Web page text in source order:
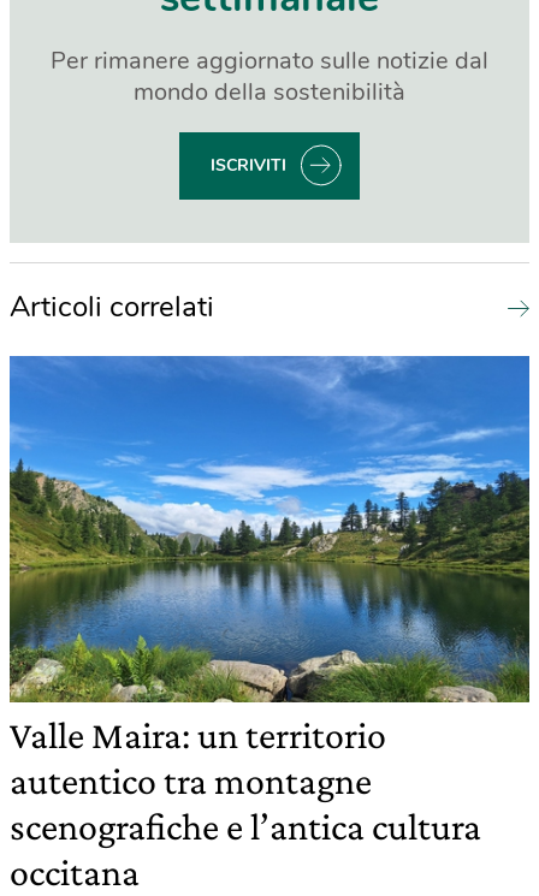
Per rimanere aggiornato sulle notizie dal
mondo della sostenibilità
ISCRIVITI
Articoli correlati
Valle Maira: un territorio
autentico tra montagne
scenografiche e l’antica cultura
occitana